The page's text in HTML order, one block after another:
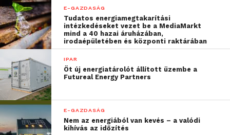
egyetlen márka jelenik
meg, a reklámmegjelenés
környezete pedig
minőségi tartalom. A
kampányindítás ráadásul
nagyon egyszerű,
elegendő hozzá egyetlen
mp4 fájl”
E-GAZDASÁG
Tudatos energiamegtakarítási
intézkedéseket vezet be a MediaMarkt
mind a 40 hazai áruházában,
irodaépületében és központi raktárában
IPAR
Öt új energiatárolót állított üzembe a
Futureal Energy Partners
E-GAZDASÁG
Nem az energiából van kevés – a valódi
kihívás az időzítés